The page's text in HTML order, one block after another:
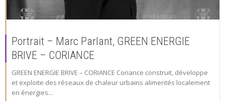
Portrait – Marc Parlant, GREEN ENERGIE
BRIVE – CORIANCE
GREEN ENERGIE BRIVE – CORIANCE Coriance construit, développe
et exploite des réseaux de chaleur urbains alimentés localement
en énergies...